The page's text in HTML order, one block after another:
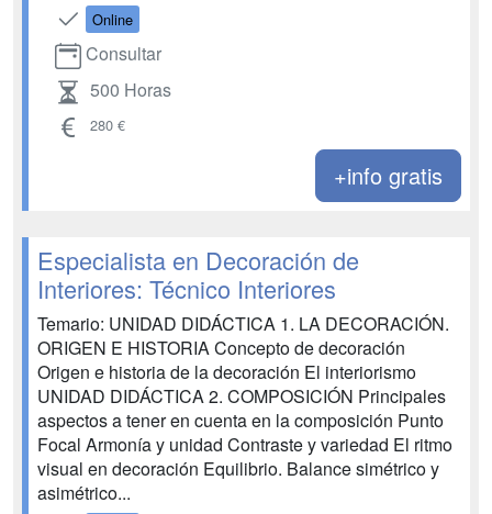
Online
Consultar
500 Horas
280 €
+info gratis
Especialista en Decoración de
Interiores: Técnico Interiores
Temario: UNIDAD DIDÁCTICA 1. LA DECORACIÓN.
ORIGEN E HISTORIA Concepto de decoración
Origen e historia de la decoración El interiorismo
UNIDAD DIDÁCTICA 2. COMPOSICIÓN Principales
aspectos a tener en cuenta en la composición Punto
Focal Armonía y unidad Contraste y variedad El ritmo
visual en decoración Equilibrio. Balance simétrico y
asimétrico...